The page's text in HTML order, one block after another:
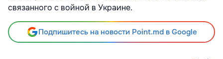
связанного с войной в Украине.
Подпишитесь на новости Point.md в Google